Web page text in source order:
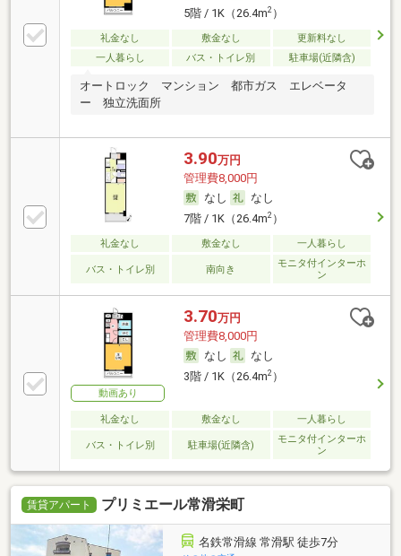
5階 / 1K（26.4m2）
礼金なし 敷金なし
更新料なし
一人暮らし
バス・トイレ別 駐車場(近隣含)
オートロック マンション 都市ガス エレベータ
ー 独立洗面所
3.90万円
管理費8,000円
なし
なし
7階 / 1K（26.4m2）
礼金なし 敷金なし 一人暮らし
バス・トイレ別 南向き
モニタ付インターホ
ン
動画あり
3.70万円
管理費8,000円
なし
なし
3階 / 1K（26.4m2）
礼金なし 敷金なし 一人暮らし
バス・トイレ別 駐車場(近隣含)
モニタ付インターホ
ン
賃貸アパート プリミエール常滑栄町
名鉄常滑線 常滑駅 徒歩7分